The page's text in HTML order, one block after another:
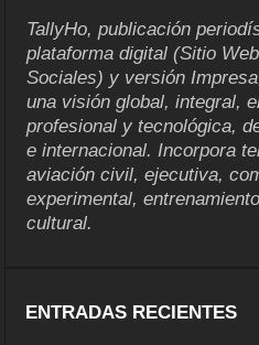
TallyHo, publicación
plataforma digital (Sitio
Sociales) y versión
una visión global, integral,
profesional y tecnológica,
e internacional. Incorpora
aviación civil, ejecutiva,
experimental,
cultural.
ENTRADAS RECIENTES